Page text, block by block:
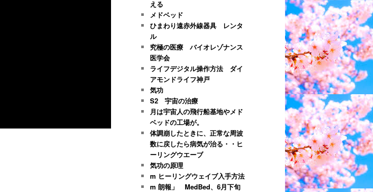
える
メドベッド
ひまわり遠赤外線器具 レンタ
ル
究極の医療 バイオレゾナンス
医学会
ライフデジタル操作方法 ダイ
アモンドライフ神戸
気功
S2 宇宙の治療
月は宇宙人の飛行船基地やメド
ベッドの工場が。
体調崩したときに、正常な周波
数に戻したら病気が治る・・ヒ
ーリングウエーブ
気功の原理
m ヒーリングウェイブ入手方法
m 朗報」 MedBed、6月下旬